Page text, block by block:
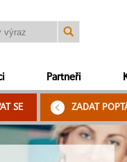
Partneři
SE ZADAT